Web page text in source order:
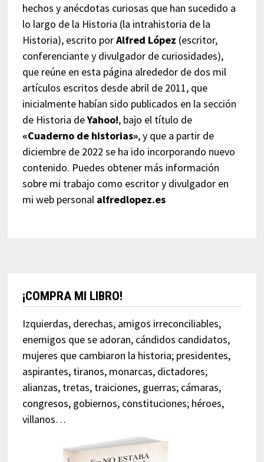
hechos y anécdotas curiosas que han sucedido a
lo largo de la Historia (la intrahistoria de la
Historia), escrito porAlfred López (escritor,
conferenciante y divulgador de curiosidades),
que reúne en esta página alrededor de dos mil
artículos escritos desde abril de 2011, que
inicialmente habían sido publicados en la sección
de Historia deYahoo!, bajo el título de
«Cuaderno de historias», y que a partir de
diciembre de 2022 se ha ido incorporando nuevo
contenido. Puedes obtener más información
sobre mi trabajo como escritor y divulgador en
mi web personal alfredlopez.es
¡COMPRA MI LIBRO!
Izquierdas, derechas, amigos irreconciliables,
enemigos que se adoran, cándidos candidatos,
mujeres que cambiaron la historia; presidentes,
aspirantes, tiranos, monarcas, dictadores;
alianzas, tretas, traiciones, guerras; cámaras,
congresos, gobiernos, constituciones; héroes,
villanos…